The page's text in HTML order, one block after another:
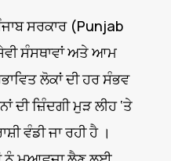
ਸਰਕਾਰ (Punjab
ਸੰਸਥਾਵਾਂ ਅਤੇ ਆਮ
ਲੋਕਾਂ ਦੀ ਹਰ ਸੰਭਵ
ਦੀ ਜ਼ਿੰਦਗੀ ਮੁੜ ਲੀਹ ‘ਤੇ
ਵੰਡੀ ਜਾ ਰਹੀ ਹੈ ।